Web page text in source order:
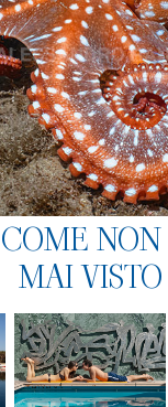
NON
MAI VISTO